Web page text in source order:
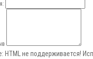
HTML не поддерживается!